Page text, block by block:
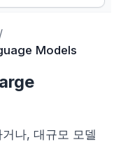
/
Models
나, 대규모 모델